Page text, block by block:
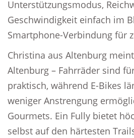
Unterstützungsmodus,
Geschwindigkeit einfach im
Smartphone-Verbindung für
Christina aus Altenburg
Altenburg – Fahrräder sind
praktisch, während E-Bikes
weniger Anstrengung
Gourmets. Ein Fully bietet
selbst auf den härtesten